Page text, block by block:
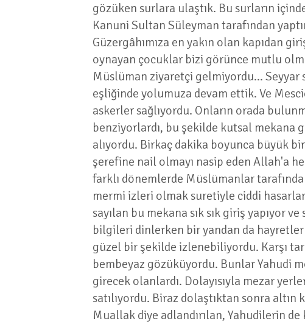
gözüken surlara ulaştık. Bu surların
Kanuni Sultan Süleyman tarafından
Güzergâhımıza en yakın olan kapıdan
oynayan çocuklar bizi görünce mutlu
Müslüman ziyaretçi gelmiyordu... Seyyar
eşliğinde yolumuza devam ettik. Ve
askerler sağlıyordu. Onların orada
benziyorlardı, bu şekilde kutsal mekana
alıyordu. Birkaç dakika boyunca büyük
şerefine nail olmayı nasip eden Allah'a
farklı dönemlerde Müslümanlar
mermi izleri olmak suretiyle ciddi
sayılan bu mekana sık sık giriş yapıyor
bilgileri dinlerken bir yandan da
güzel bir şekilde izlenebiliyordu. Karşı
bembeyaz gözüküyordu. Bunlar Yahudi
girecek olanlardı. Dolayısıyla mezar
satılıyordu. Biraz dolaştıktan sonra
Muallak diye adlandırılan, Yahudilerin de